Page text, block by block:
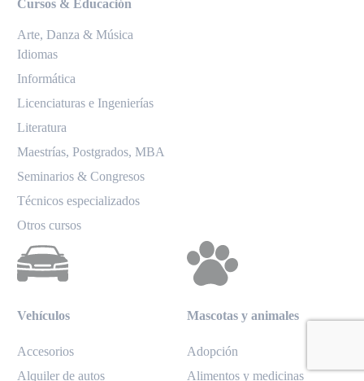
Cursos & Educación
Arte, Danza & Música
Idiomas
Informática
Licenciaturas e Ingenierías
Literatura
Maestrías, Postgrados, MBA
Seminarios & Congresos
Técnicos especializados
Otros cursos
Vehículos
Accesorios
Alquiler de autos
Mascotas y animales
Adopción
Alimentos y medicinas